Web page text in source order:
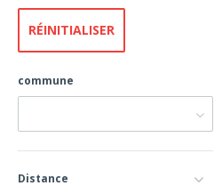
commune
Distance